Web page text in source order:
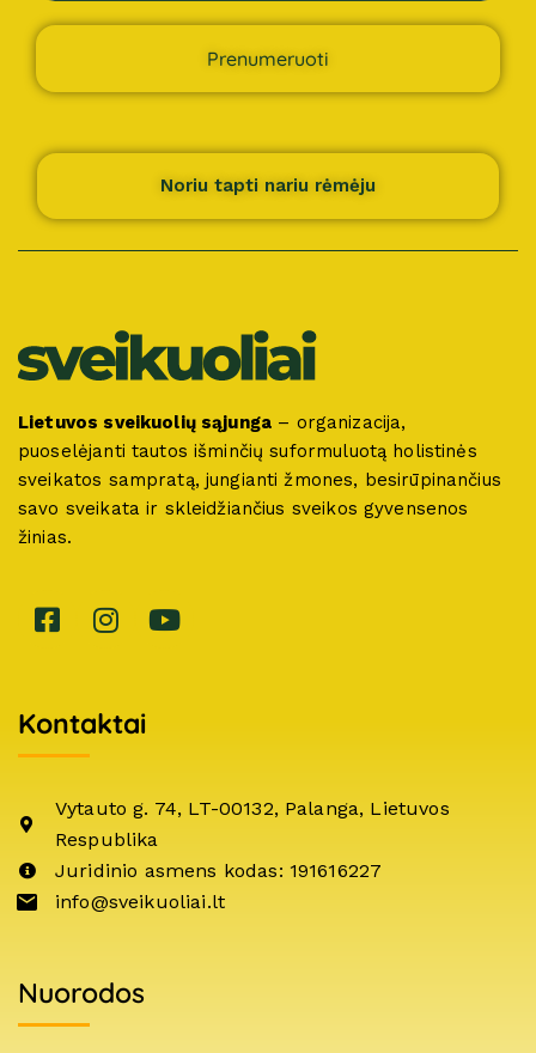
Prenumeruoti
Noriu tapti nariu rėmėju
Lietuvos sveikuolių sąjunga – organizacija,
puoselėjanti tautos išminčių suformuluotą holistinės
sveikatos sampratą, jungianti žmones, besirūpinančius
savo sveikata ir skleidžiančius sveikos gyvensenos
žinias.
Kontaktai
Vytauto g. 74, LT-00132, Palanga, Lietuvos
Respublika
Juridinio asmens kodas: 191616227
info@sveikuoliai.lt
Nuorodos